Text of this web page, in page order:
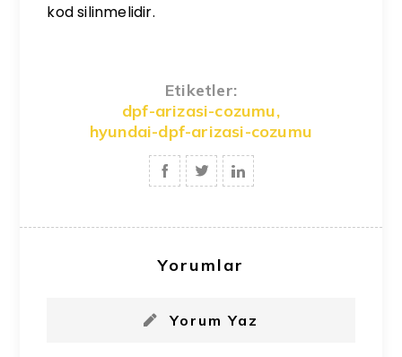
kod silinmelidir.
Etiketler:
dpf-arizasi-cozumu,
hyundai-dpf-arizasi-cozumu
Yorumlar
Yorum Yaz